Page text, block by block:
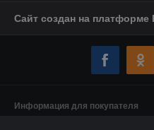
Сайт создан на платформе
Информация для покупателя